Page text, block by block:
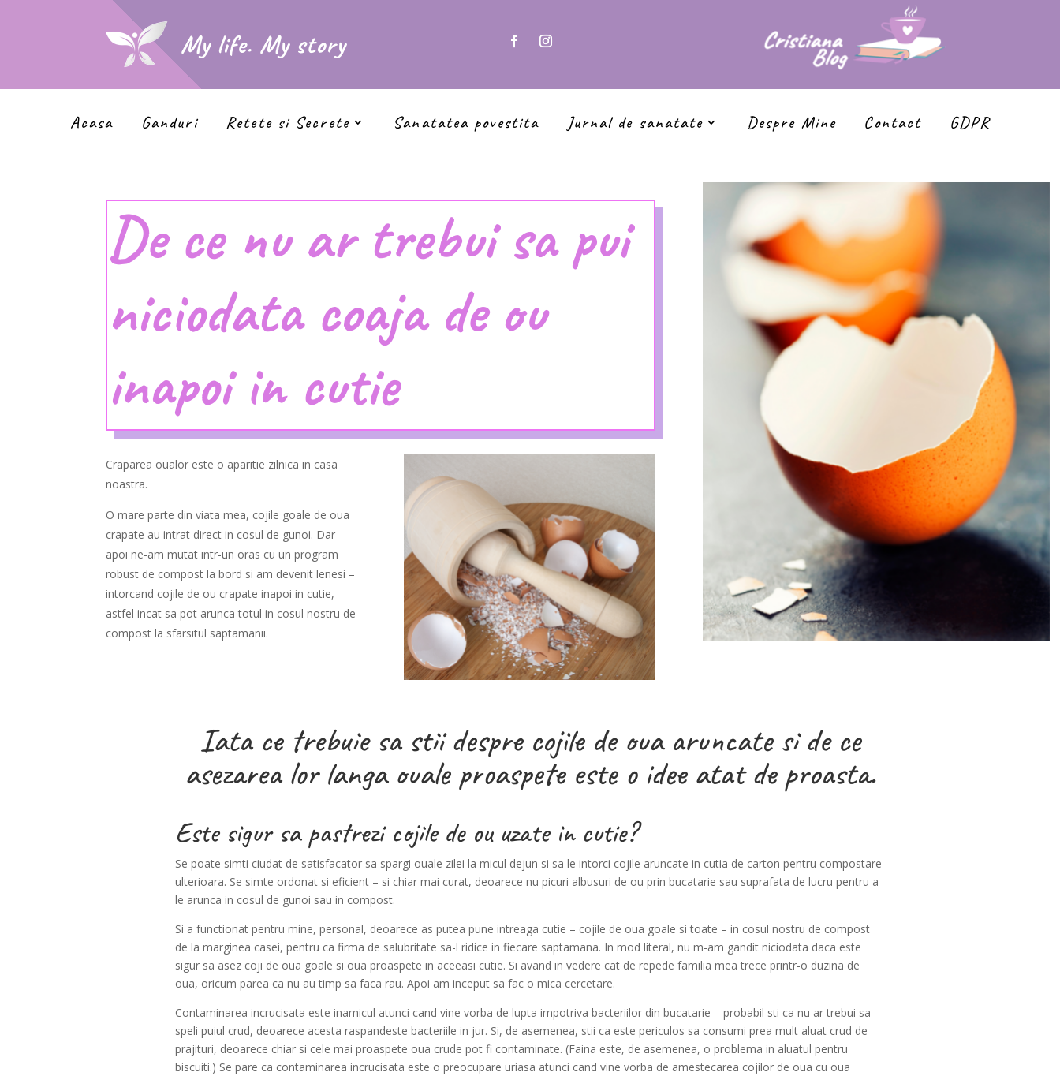
My life. My story
Acasa Ganduri Retete si Secrete Sanatatea povestita Jurnal de sanatate Despre Mine Contact GDPR
De ce nu ar trebui sa pui
niciodata coaja de ou
inapoi in cutie
Craparea oualor este o aparitie zilnica in casa
noastra.
O mare parte din viata mea, cojile goale de oua
crapate au intrat direct in cosul de gunoi. Dar
apoi ne-am mutat intr-un oras cu un program
robust de compost la bord si am devenit lenesi –
intorcand cojile de ou crapate inapoi in cutie,
astfel incat sa pot arunca totul in cosul nostru de
compost la sfarsitul saptamanii.
Iata ce trebuie sa stii despre cojile de oua aruncate si de ce
asezarea lor langa ouale proaspete este o idee atat de proasta.
Este sigur sa pastrezi cojile de ou uzate in cutie?
Se poate simti ciudat de satisfacator sa spargi ouale zilei la micul dejun si sa le intorci cojile aruncate in cutia de carton pentru compostare
ulterioara. Se simte ordonat si eficient – si chiar mai curat, deoarece nu picuri albusuri de ou prin bucatarie sau suprafata de lucru pentru a
le arunca in cosul de gunoi sau in compost.
Si a functionat pentru mine, personal, deoarece as putea pune intreaga cutie – cojile de oua goale si toate – in cosul nostru de compost
de la marginea casei, pentru ca firma de salubritate sa-l ridice in fiecare saptamana. In mod literal, nu m-am gandit niciodata daca este
sigur sa asez coji de oua goale si oua proaspete in aceeasi cutie. Si avand in vedere cat de repede familia mea trece printr-o duzina de
oua, oricum parea ca nu au timp sa faca rau. Apoi am inceput sa fac o mica cercetare.
Contaminarea incrucisata este inamicul atunci cand vine vorba de lupta impotriva bacteriilor din bucatarie – probabil sti ca nu ar trebui sa
speli puiul crud, deoarece acesta raspandeste bacteriile in jur. Si, de asemenea, stii ca este periculos sa consumi prea mult aluat crud de
prajituri, deoarece chiar si cele mai proaspete oua crude pot fi contaminate. (Faina este, de asemenea, o problema in aluatul pentru
biscuiti.) Se pare ca contaminarea incrucisata este o preocupare uriasa atunci cand vine vorba de amestecarea cojilor de oua cu oua